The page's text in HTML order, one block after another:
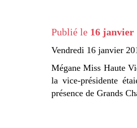
Publié le 16 janvier
Vendredi 16 janvier
Mégane Miss Haute
la vice-présidente
présence de Grands